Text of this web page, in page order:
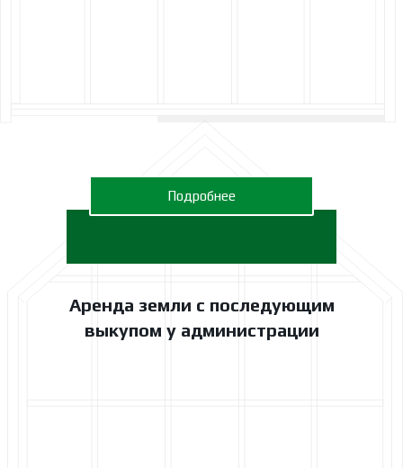
Аренда земли с последующим
выкупом у администрации
Подробнее